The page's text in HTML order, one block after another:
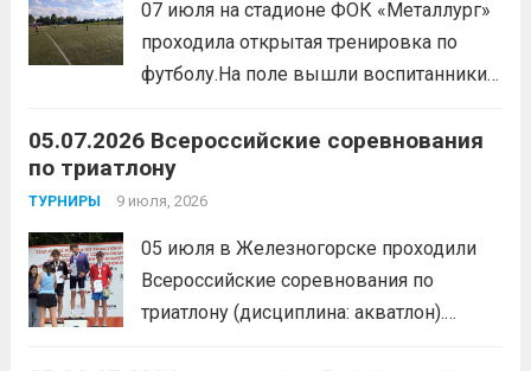
коллектива и пропаганду здорового
образа жизни. По итогам прохождения
всех этапов участники
07 июля на стадионе ФОК «Металлург»
проходила открытая тренировка по
футболу.На поле вышли воспитанники
Участники отработали технику владения
мячом и сыграли несколько коротких
товарищеских матчей.
05.07.2026 Всероссийские соревнования
по триатлону
ТУРНИРЫ 9 июля, 2026
05 июля в Железногорске проходили
Всероссийские соревнования по
триатлону (дисциплина: акватлон).